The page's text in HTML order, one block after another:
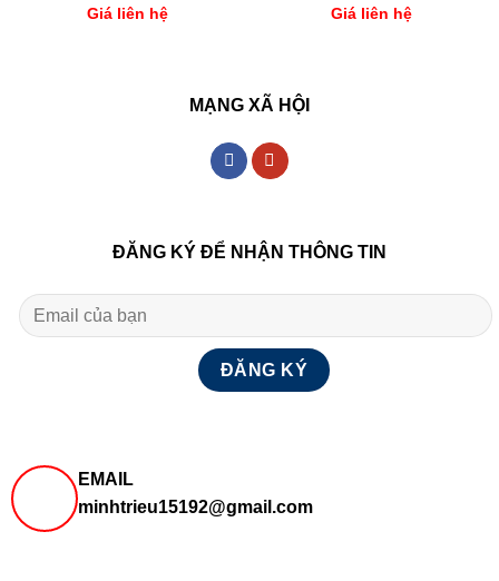
Giá liên hệ
Giá liên hệ
MẠNG XÃ HỘI
ĐĂNG KÝ ĐỂ NHẬN THÔNG TIN
EMAIL
minhtrieu15192@gmail.com